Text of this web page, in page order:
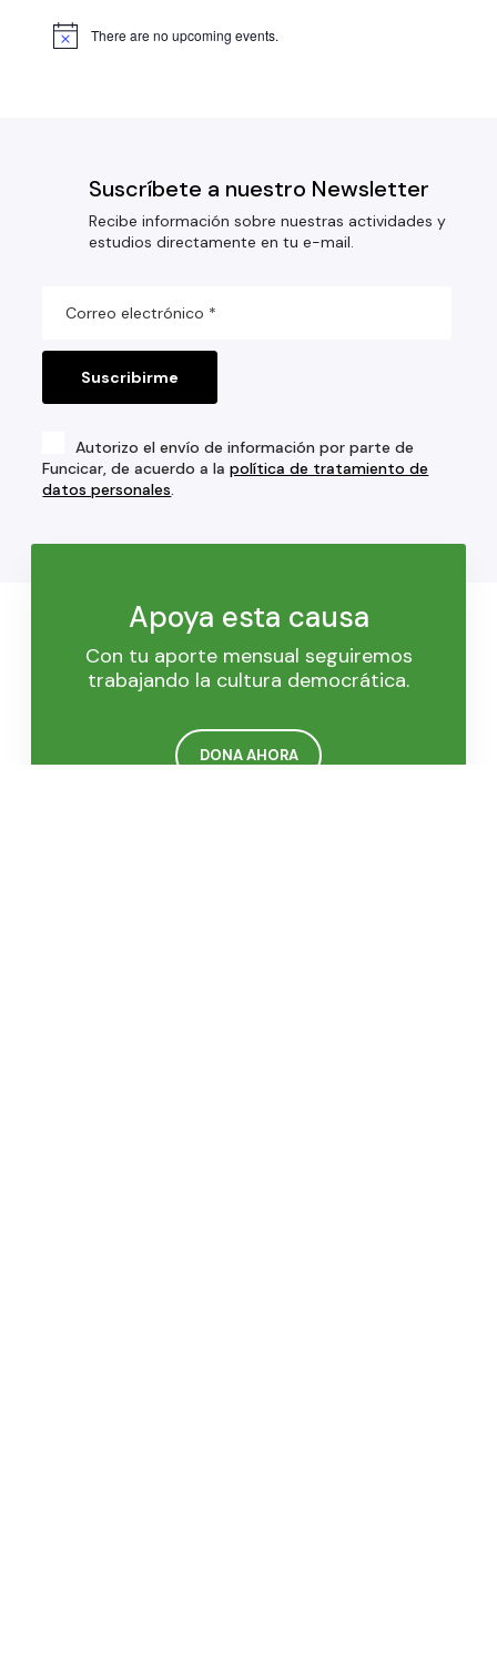
There are no upcoming events.
Suscríbete a nuestro Newsletter
Recibe información sobre nuestras actividades y
estudios directamente en tu e-mail.
Autorizo el envío de información por parte de
Funcicar, de acuerdo a lapolítica de tratamiento de
datos personales.
Apoya esta causa
Con tu aporte mensual seguiremos
trabajando la cultura democrática.
DONA AHORA